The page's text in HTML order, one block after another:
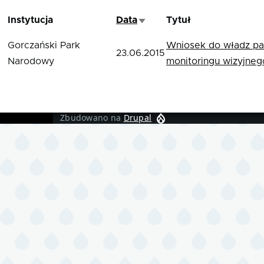
Instytucja DataSortuj rosnąco
Tytuł
Gorczański Park
Narodowy
23.06.2015
Wniosek do władz
monitoringu
Zbudowano na Drupal